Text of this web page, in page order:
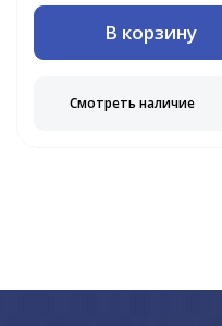
В корзину
Смотреть наличие